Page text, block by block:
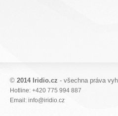
© 2014 Iridio.cz - všechna práva
Hotline: +420 775 994 887
Email: info@iridio.cz